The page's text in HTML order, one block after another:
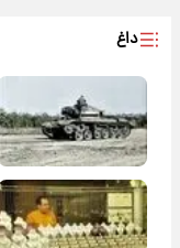
داغ